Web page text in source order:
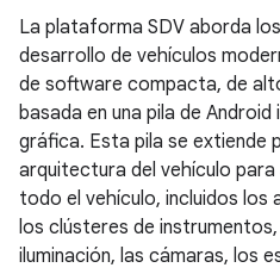
La plataforma SDV aborda
desarrollo de vehículos
de software compacta, de
basada en una pila de
gráfica. Esta pila se extiende
arquitectura del vehículo
todo el vehículo, incluidos
los clústeres de
iluminación, las cámaras, los